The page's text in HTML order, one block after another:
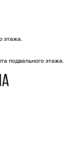
этажа.
подвального этажа.